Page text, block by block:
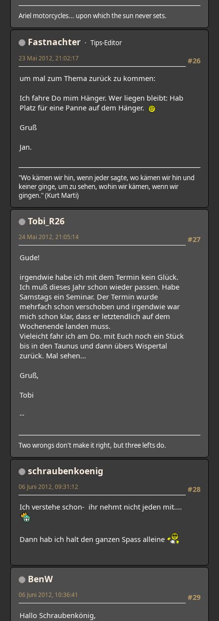
Ariel motorcycles... upon which the sun never sets.
Fastnachter Tips-Editor
#26
23 Mai 2012, 21:02:17
um mal zum Thema zurück zu kommen:
Ich fahre Do mim Hänger. Wer liegen bleibt: Hab
Platz für eine Panne auf dem Hänger.
Gruß
Jan.
"Wo kämen wir hin, wenn jeder sagte, wo kämen wir hin und
keiner ginge, um zu sehen, wohin wir kämen, wenn wir
gingen." (Kurt Marti)
Tobi_R26
#27
24 Mai 2012, 21:05:14
Gude!
irgendwie habe ich mit dem Termin kein Glück.
Ich muß dieses Jahr schon wieder passen. Habe
Samstags ein Seminar. Der Termin wurde
mehrfach schon verschoben und irgendwie war
mich schon klar, dass er letztendlich auf dem
Wochenende landen muss.
Vieleicht fahr ich am Do. mit Euch noch ein Stück
bis in den Taunus und dann übers Wispertal
zurück. Mal sehen...
Gruß,
Tobi
--
Two wrongs don't make it right, but three lefts do.
schraubenkoenig
#28
06 Juni 2012, 09:31:12
Ich verstehe schon- ihr nehmt nicht jeden mit....
Dann hab ich halt den ganzen Spass alleine
BenW
#29
06 Juni 2012, 10:36:41
Hallo Schraubenkönig,